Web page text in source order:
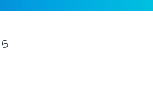
ログオン
ンターネットバンキング